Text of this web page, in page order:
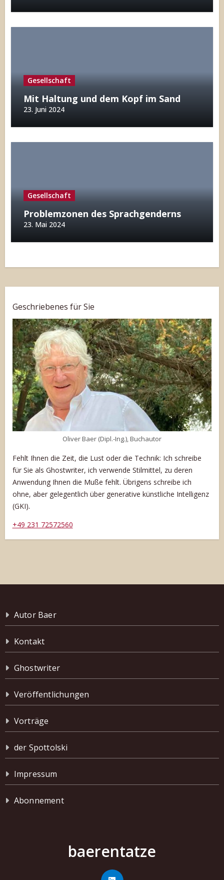
Gesellschaft
Mit Haltung und dem Kopf im Sand
23. Juni 2024
Gesellschaft
Problemzonen des Sprachgenderns
23. Mai 2024
Geschriebenes für Sie
Oliver Baer (Dipl.-Ing.), Buchautor
Fehlt Ihnen die Zeit, die Lust oder die Technik: Ich schreibe
für Sie als Ghostwriter, ich verwende Stilmittel, zu deren
Anwendung Ihnen die Muße fehlt. Übrigens schreibe ich
ohne, aber gelegentlich über generative künstliche Intelligenz
(GKI).
+49 231 72572560
Autor Baer
Kontakt
Ghostwriter
Veröffentlichungen
Vorträge
der Spottolski
Impressum
Abonnement
baerentatze